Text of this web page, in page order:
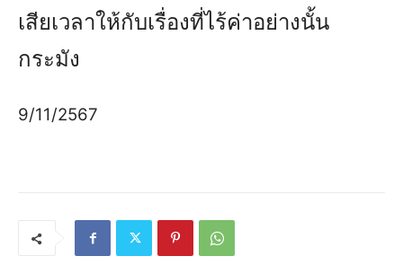
เสียเวลาให้กับเรื่องที่ไร้ค่าอย่างนั้น
กระมัง
9/11/2567